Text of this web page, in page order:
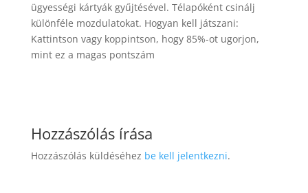
ügyességi kártyák gyűjtésével. Télapóként csinálj
különféle mozdulatokat. Hogyan kell játszani:
Kattintson vagy koppintson, hogy 85%-ot ugorjon,
mint ez a magas pontszám
Hozzászólás írása
Hozzászólás küldéséhez be kell jelentkezni.